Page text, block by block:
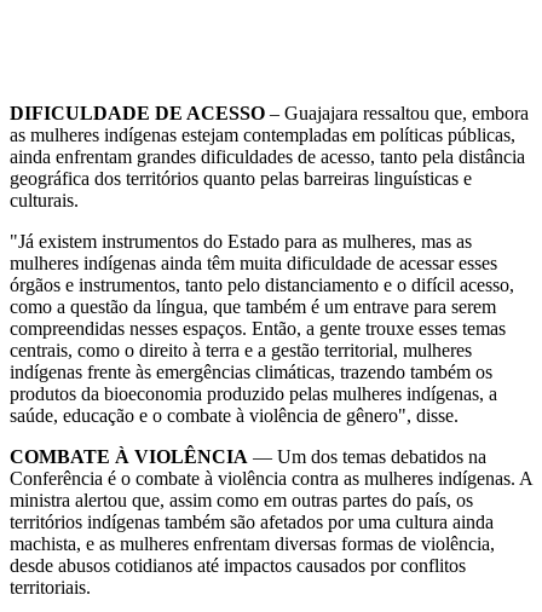
DIFICULDADE DE ACESSO – Guajajara ressaltou que, embora
as mulheres indígenas estejam contempladas em políticas públicas,
ainda enfrentam grandes dificuldades de acesso, tanto pela distância
geográfica dos territórios quanto pelas barreiras linguísticas e
culturais.
"Já existem instrumentos do Estado para as mulheres, mas as
mulheres indígenas ainda têm muita dificuldade de acessar esses
órgãos e instrumentos, tanto pelo distanciamento e o difícil acesso,
como a questão da língua, que também é um entrave para serem
compreendidas nesses espaços. Então, a gente trouxe esses temas
centrais, como o direito à terra e a gestão territorial, mulheres
indígenas frente às emergências climáticas, trazendo também os
produtos da bioeconomia produzido pelas mulheres indígenas, a
saúde, educação e o combate à violência de gênero", disse.
COMBATE À VIOLÊNCIA — Um dos temas debatidos na
Conferência é o combate à violência contra as mulheres indígenas. A
ministra alertou que, assim como em outras partes do país, os
territórios indígenas também são afetados por uma cultura ainda
machista, e as mulheres enfrentam diversas formas de violência,
desde abusos cotidianos até impactos causados por conflitos
territoriais.